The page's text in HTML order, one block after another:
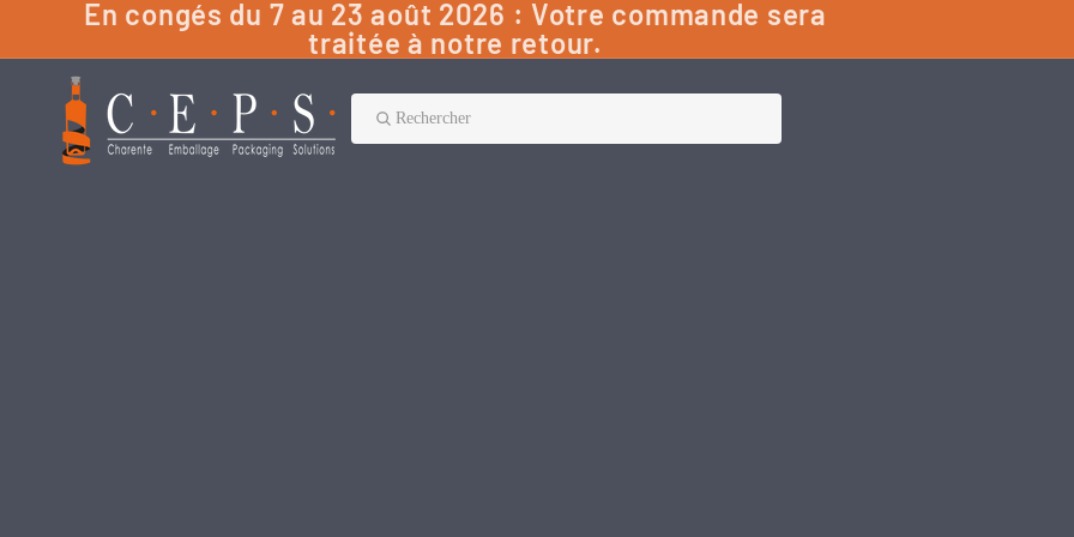
En congés du 7 au 23 août 2026 : Votre commande sera
traitée à notre retour.
Rechercher